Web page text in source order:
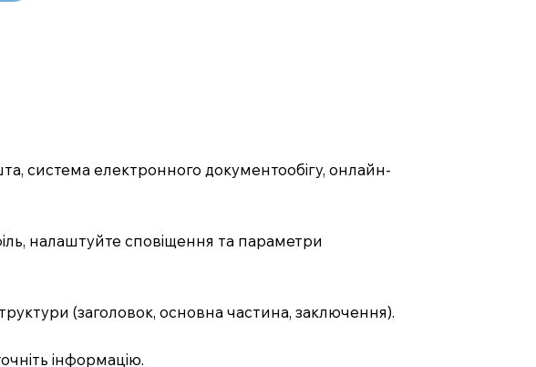
система електронного документообігу, онлайн-
налаштуйте сповіщення та параметри
(заголовок, основна частина, заключення).
інформацію.